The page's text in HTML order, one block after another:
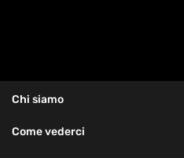
Chi siamo
Come vederci